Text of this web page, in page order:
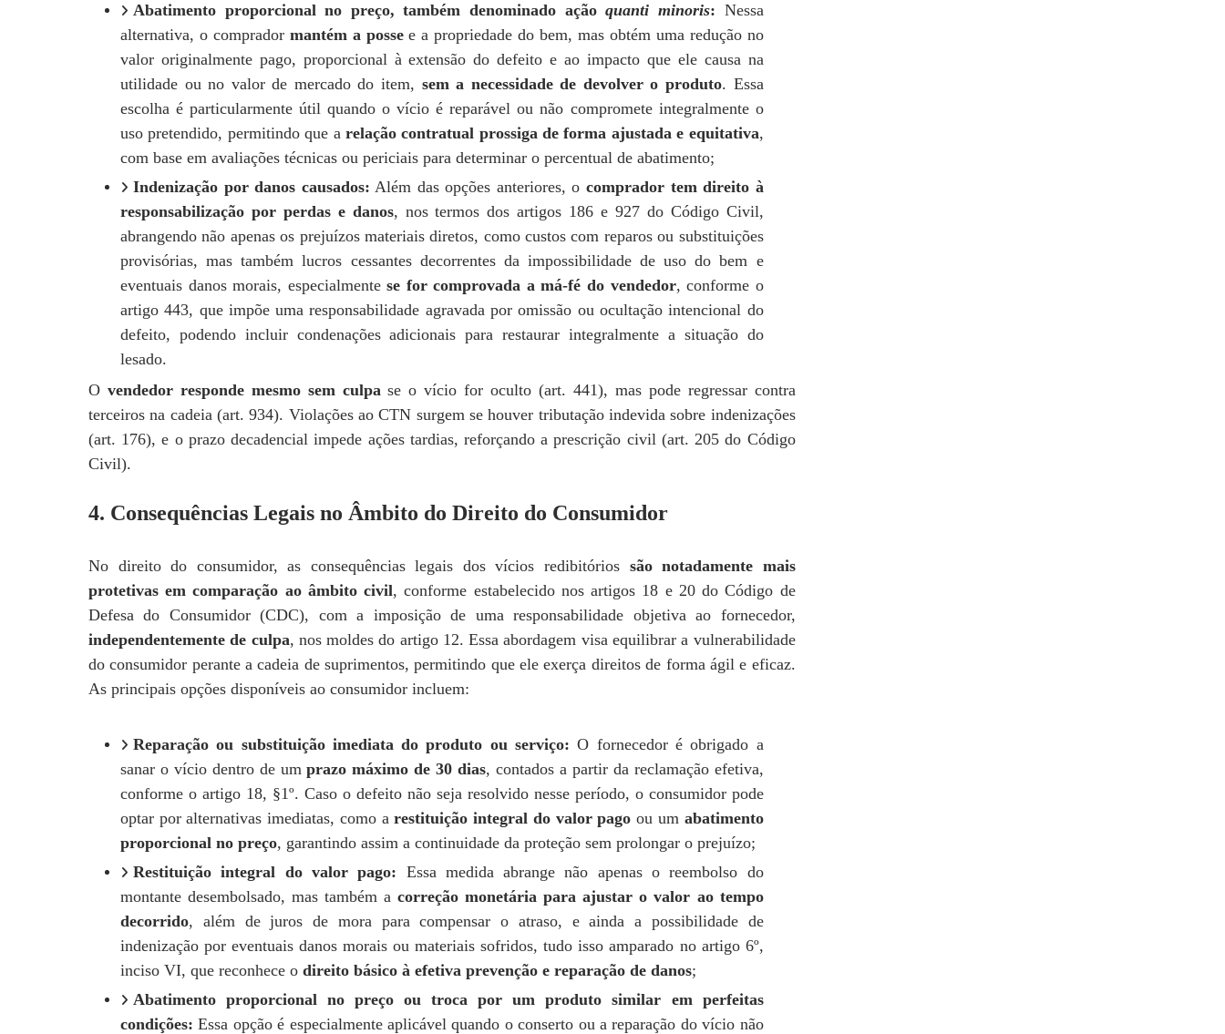
Abatimento proporcional no preço, também denominado açãoquanti minoris: Nessa
alternativa, o comprador mantém a possee a propriedade do bem, mas obtém uma redução no
valor originalmente pago, proporcional à extensão do defeito e ao impacto que ele causa na
utilidade ou no valor de mercado do item, sem a necessidade de devolver o produto. Essa
escolha é particularmente útil quando o vício é reparável ou não compromete integralmente o
uso pretendido, permitindo que a relação contratual prossiga de forma ajustada e equitativa,
com base em avaliações técnicas ou periciais para determinar o percentual de abatimento;
Indenização por danos causados: Além das opções anteriores, o comprador tem direito à
responsabilização por perdas e danos, nos termos dos artigos 186 e 927 do Código Civil,
abrangendo não apenas os prejuízos materiais diretos, como custos com reparos ou substituições
provisórias, mas também lucros cessantes decorrentes da impossibilidade de uso do bem e
eventuais danos morais, especialmentese for comprovada a má-fé do vendedor, conforme o
artigo 443, que impõe uma responsabilidade agravada por omissão ou ocultação intencional do
defeito, podendo incluir condenações adicionais para restaurar integralmente a situação do
lesado.
O vendedor responde mesmo sem culpase o vício for oculto (art. 441), mas pode regressar contra
terceiros na cadeia (art. 934). Violações ao CTN surgem se houver tributação indevida sobre indenizações
(art. 176), e o prazo decadencial impede ações tardias, reforçando a prescrição civil (art. 205 do Código
Civil).
4. Consequências Legais no Âmbito do Direito do Consumidor
No direito do consumidor, as consequências legais dos vícios redibitórios são notadamente mais
protetivas em comparação ao âmbito civil, conforme estabelecido nos artigos 18 e 20 do Código de
Defesa do Consumidor (CDC), com a imposição de uma responsabilidade objetiva ao fornecedor,
independentemente de culpa, nos moldes do artigo 12. Essa abordagem visa equilibrar a vulnerabilidade
do consumidor perante a cadeia de suprimentos, permitindo que ele exerça direitos de forma ágil e eficaz.
As principais opções disponíveis ao consumidor incluem:
Reparação ou substituição imediata do produto ou serviço: O fornecedor é obrigado a
sanar o vício dentro de umprazo máximo de 30 dias, contados a partir da reclamação efetiva,
conforme o artigo 18, §1º. Caso o defeito não seja resolvido nesse período, o consumidor pode
optar por alternativas imediatas, como arestituição integral do valor pago ou um abatimento
proporcional no preço, garantindo assim a continuidade da proteção sem prolongar o prejuízo;
Restituição integral do valor pago: Essa medida abrange não apenas o reembolso do
montante desembolsado, mas também acorreção monetária para ajustar o valor ao tempo
decorrido, além de juros de mora para compensar o atraso, e ainda a possibilidade de
indenização por eventuais danos morais ou materiais sofridos, tudo isso amparado no artigo 6º,
inciso VI, que reconhece o direito básico à efetiva prevenção e reparação de danos;
Abatimento proporcional no preço ou troca por um produto similar em perfeitas
condições: Essa opção é especialmente aplicável quando o conserto ou a reparação do vício não